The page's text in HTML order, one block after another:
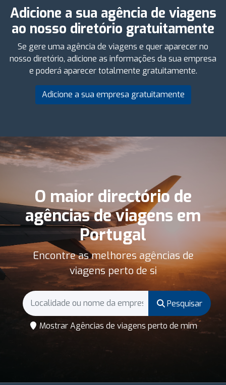
Adicione a sua agência de viagens
ao nosso diretório gratuitamente
Se gere uma agência de viagens e quer aparecer no
nosso diretório, adicione as informações da sua empresa
e poderá aparecer totalmente gratuitamente.
Adicione a sua empresa gratuitamente
O maior directório de
agências de viagens em
Portugal
Encontre as melhores agências de
viagens perto de si
Pesquisar
Mostrar Agências de viagens perto de mim